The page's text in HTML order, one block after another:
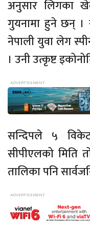
अनुसार लिगका
गुयनामा हुने छन् ।
नेपाली युवा लेग
। उनी उत्कृष्ट
सन्दिपले ५
सीपीएलको
तालिका पनि